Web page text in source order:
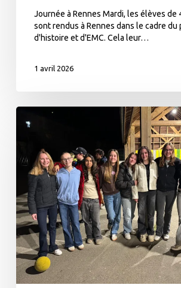
Journée à Rennes Mardi, les élèves de
sont rendus à Rennes dans le cadre du
d'histoire et d'EMC. Cela leur…
1 avril 2026
Echange
franco-